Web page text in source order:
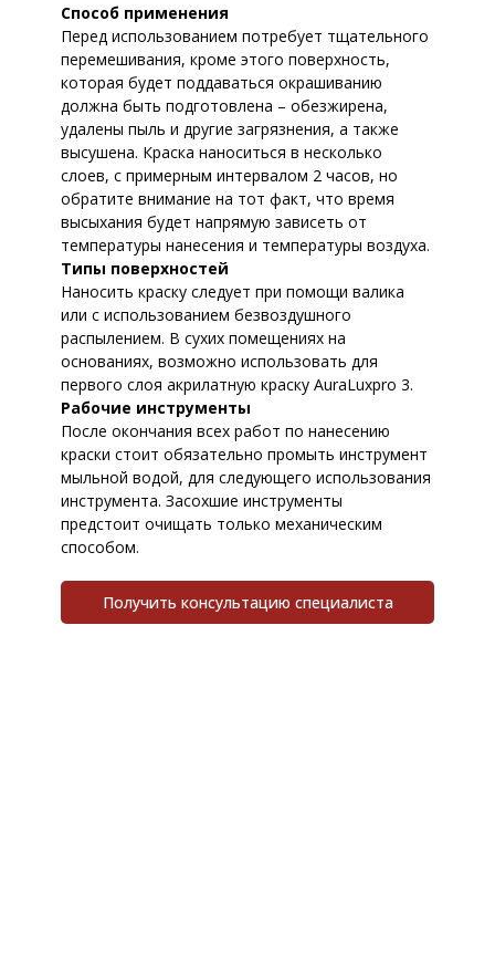
Способ применения
Перед использованием потребует тщательного
перемешивания, кроме этого поверхность,
которая будет поддаваться окрашиванию
должна быть подготовлена – обезжирена,
удалены пыль и другие загрязнения, а также
высушена. Краска наноситься в несколько
слоев, с примерным интервалом 2 часов, но
обратите внимание на тот факт, что время
высыхания будет напрямую зависеть от
температуры нанесения и температуры воздуха.
Типы поверхностей
Наносить краску следует при помощи валика
или с использованием безвоздушного
распылением. В сухих помещениях на
основаниях, возможно использовать для
первого слоя акрилатную краску AuraLuxpro 3.
Рабочие инструменты
После окончания всех работ по нанесению
краски стоит обязательно промыть инструмент
мыльной водой, для следующего использования
инструмента. Засохшие инструменты
предстоит очищать только механическим
способом.
Получить консультацию специалиста